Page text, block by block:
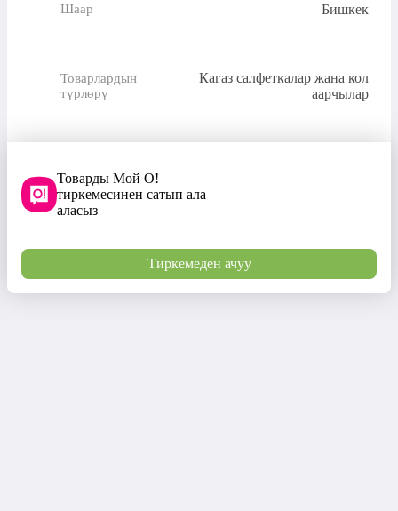
Шаар Бишкек
Товарлардын
түрлөрү
Кагаз салфеткалар жана кол
аарчылар
Товарды Мой О!
тиркемесинен сатып ала
аласыз
Тиркемеден ачуу